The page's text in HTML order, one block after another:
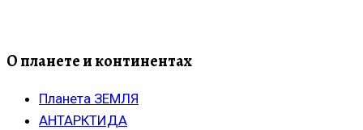
О планете и континентах
Планета ЗЕМЛЯ
АНТАРКТИДА